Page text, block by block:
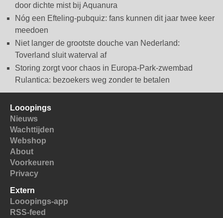
door dichte mist bij Aquanura
Nóg een Efteling-pubquiz: fans kunnen dit jaar twee keer
meedoen
Niet langer de grootste douche van Nederland:
Toverland sluit waterval af
Storing zorgt voor chaos in Europa-Park-zwembad
Rulantica: bezoekers weg zonder te betalen
Looopings
Nieuws
Wachttijden
Webshop
About
Voorkeuren
Privacy
Extern
Looopings-app
RSS-feed